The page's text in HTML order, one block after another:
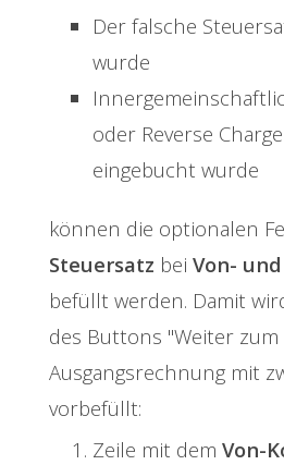
Der falsche
wurde
oder Reverse
eingebucht wurde
können die optionalen
Steuersatz bei Von-
befüllt werden. Damit
des Buttons "Weiter
Ausgangsrechnung mit
vorbefüllt:
Zeile mit dem Von-